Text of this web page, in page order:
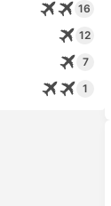
16
12
7
1